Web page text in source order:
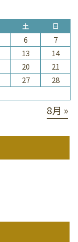
土 日
6
7
13
14
20
21
27
28
8月 »